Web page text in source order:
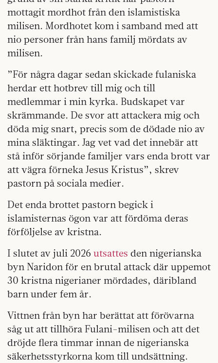
mottagit mordhot från den islamistiska
milisen. Mordhotet kom i samband med att
nio personer från hans familj mördats av
milisen.
”För några dagar sedan skickade fulaniska
herdar ett hotbrev till mig och till
medlemmar i min kyrka. Budskapet var
skrämmande. De svor att attackera mig och
döda mig snart, precis som de dödade nio av
mina släktingar. Jag vet vad det innebär att
stå inför sörjande familjer vars enda brott var
att vägra förneka Jesus Kristus”, skrev
pastorn på sociala medier.
Det enda brottet pastorn begick i
islamisternas ögon var att fördöma deras
förföljelse av kristna.
I slutet av juli 2026 utsattes den nigerianska
byn Naridon för en brutal attack där uppemot
30 kristna nigerianer mördades, däribland
barn under fem år.
Vittnen från byn har berättat att förövarna
såg ut att tillhöra Fulani-milisen och att det
dröjde flera timmar innan de nigerianska
säkerhetsstyrkorna kom till undsättning.